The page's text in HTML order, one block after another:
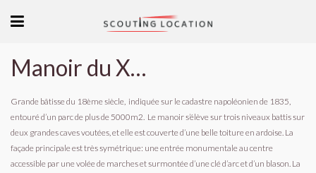
Manoir du XVIIIème siècle
Grande bâtisse du 18ème siècle, indiquée sur le cadastre napoléonien de 1835,
entouré d’un parc de plus de 5000m2. Le manoir s’élève sur trois niveaux battis sur
deux grandes caves voutées, et elle est couverte d’une belle toiture en ardoise. La
façade principale est très symétrique: une entrée monumentale au centre
accessible par une volée de marches et surmontée d’une clé d’arc et d’un blason. La